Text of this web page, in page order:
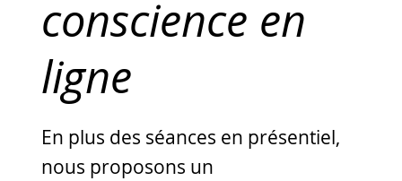
conscience en
ligne
En plus des séances en présentiel,
nous proposons un